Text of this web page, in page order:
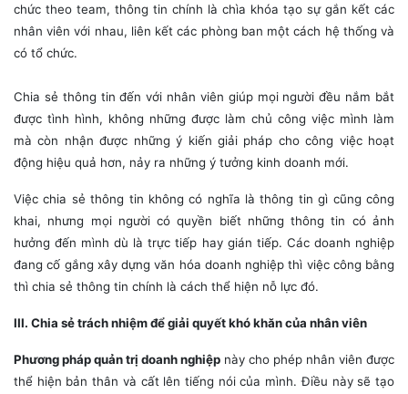
chức theo team, thông tin chính là chìa khóa tạo sự gắn kết các
nhân viên với nhau, liên kết các phòng ban một cách hệ thống và
có tổ chức.
Chia sẻ thông tin đến với nhân viên giúp mọi người đều nắm bắt
được tình hình, không những được làm chủ công việc mình làm
mà còn nhận được những ý kiến giải pháp cho công việc hoạt
động hiệu quả hơn, nảy ra những ý tưởng kinh doanh mới.
Việc chia sẻ thông tin không có nghĩa là thông tin gì cũng công
khai, nhưng mọi người có quyền biết những thông tin có ảnh
hưởng đến mình dù là trực tiếp hay gián tiếp. Các doanh nghiệp
đang cố gắng xây dựng văn hóa doanh nghiệp thì việc công bằng
thì chia sẻ thông tin chính là cách thể hiện nỗ lực đó.
III. Chia sẻ trách nhiệm để giải quyết khó khăn của nhân viên
Phương pháp quản trị doanh nghiệp này cho phép nhân viên được
thể hiện bản thân và cất lên tiếng nói của mình. Điều này sẽ tạo